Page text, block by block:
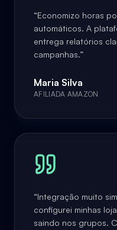
“Economizo horas
automáticos. A
entrega relatórios
campanhas.”
Maria Silva
AFILIADA AMAZON
“Integração muito
configurei minhas
saindo nos grupos.